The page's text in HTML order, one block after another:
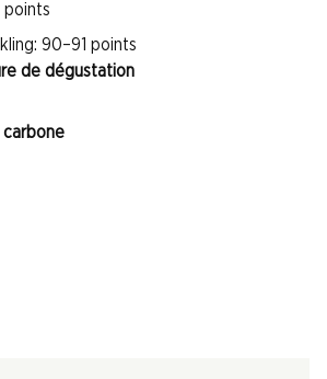
points
90–91 points
de dégustation
carbone